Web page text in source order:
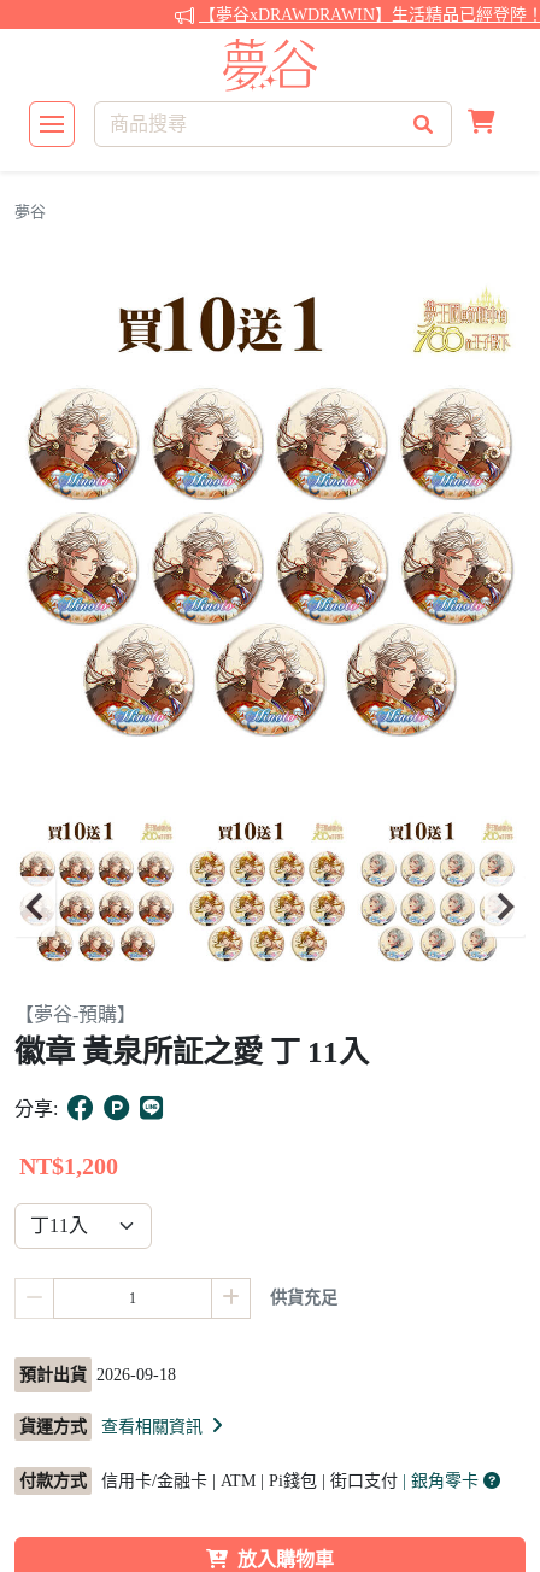
【夢谷xDRAWDRAWIN】生活精品已經登陸！
夢谷
Item
2
of
5
【夢谷-預購】
徽章 黃泉所証之愛 丁 11入
分享:
NT$1,200
供貨充足
預計出貨 2026-09-18
貨運方式 查看相關資訊
付款方式 信用卡/金融卡 | ATM | Pi錢包 | 街口支付 | 銀角零卡
放入購物車